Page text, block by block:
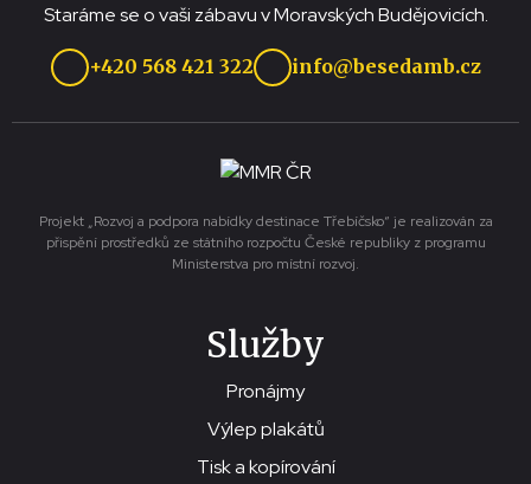
Staráme se o vaši zábavu v Moravských Budějovicích.
+420 568 421 322 info@besedamb.cz
Projekt „Rozvoj a podpora nabídky destinace Třebíčsko“ je realizován za
přispění prostředků ze státního rozpočtu České republiky z programu
Ministerstva pro místní rozvoj.
Služby
Pronájmy
Výlep plakátů
Tisk a kopírování